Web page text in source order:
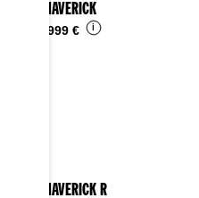
2024 MAVERICK
29.999 € i
2024 MAVERICK R